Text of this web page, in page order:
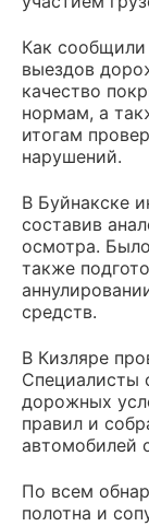
Как
выездов
качество
нормам, а
итогам
нарушений.
В Буйнакске
составив
осмотра.
также
средств.
В Кизляре
Специалисты
дорожных
правил и
автомобилей
По всем
полотна и